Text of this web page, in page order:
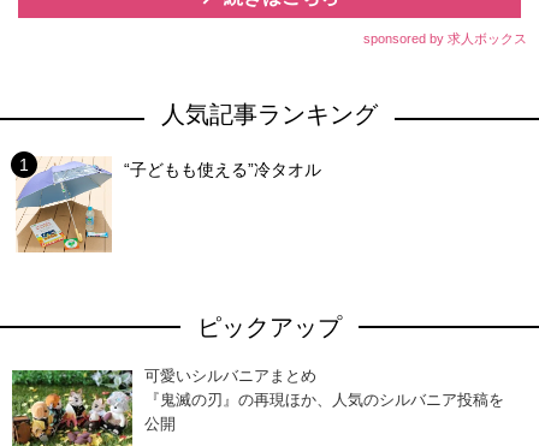
sponsored by 求人ボックス
人気記事ランキング
“子どもも使える”冷タオル
ピックアップ
可愛いシルバニアまとめ
『鬼滅の刃』の再現ほか、人気のシルバニア投稿を
公開